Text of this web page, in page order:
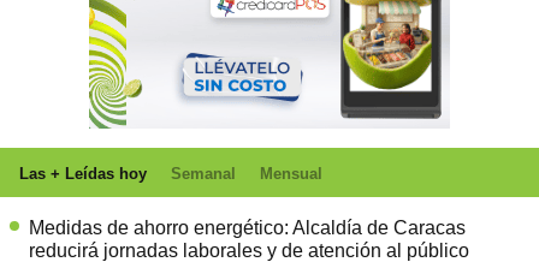
Las + Leídas hoy Semanal Mensual
Medidas de ahorro energético: Alcaldía de Caracas
reducirá jornadas laborales y de atención al público